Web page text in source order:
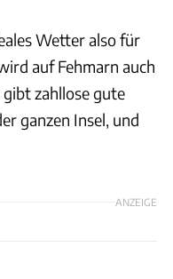
Wetter also für
auf Fehmarn auch
zahllose gute
ganzen Insel, und
ANZEIGE